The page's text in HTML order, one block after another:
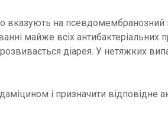
вказують на
майже всіх
діарея. У нетяжких
і призначити відповідне